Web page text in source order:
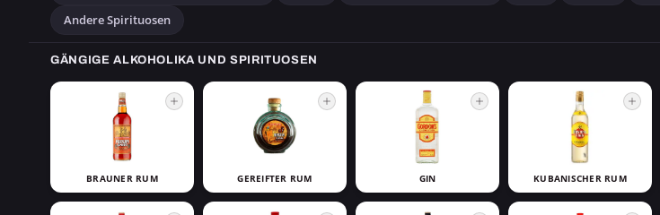
Andere Spirituosen
GÄNGIGE ALKOHOLIKA UND SPIRITUOSEN
BRAUNER RUM GEREIFTER RUM GIN KUBANISCHER RUM